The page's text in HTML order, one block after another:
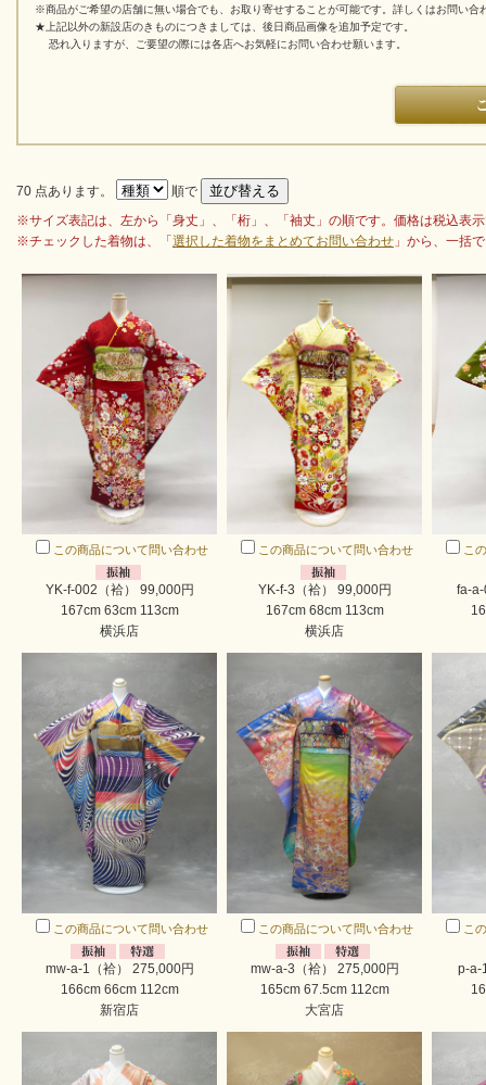
※商品がご希望の店舗に無い場合でも、お取り寄せすることが可能です。詳しくはお問い合
★上記以外の新設店のきものにつきましては、後日商品画像を追加予定です。
恐れ入りますが、ご要望の際には各店へお気軽にお問い合わせ願います。
70 点あります。
順で
※サイズ表記は、左から「身丈」、「桁」、「袖丈」の順です。価格は税込表
※チェックした着物は、「選択した着物をまとめてお問い合わせ 」から、一括
この商品について問い合わせ
YK-f-002（袷） 99,000円
167cm 63cm 113cm
横浜店
この商品について問い合わせ
YK-f-3（袷） 99,000円
167cm 68cm 113cm
横浜店
こ
fa-
この商品について問い合わせ
mw-a-1（袷） 275,000円
166cm 66cm 112cm
新宿店
この商品について問い合わせ
mw-a-3（袷） 275,000円
165cm 67.5cm 112cm
大宮店
こ
p-a-